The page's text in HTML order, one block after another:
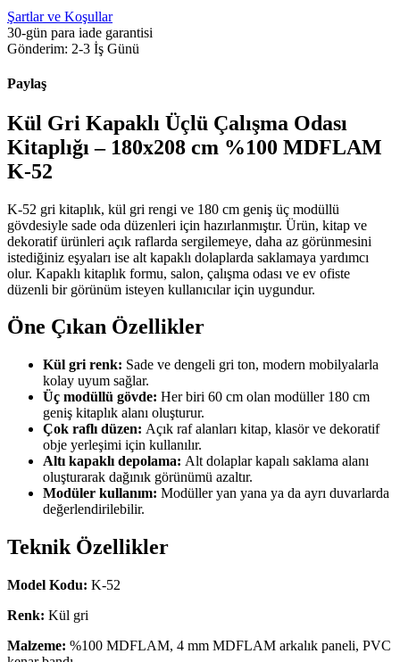
Şartlar ve Koşullar
30-gün para iade garantisi
Gönderim: 2-3 İş Günü
Paylaş
Kül Gri Kapaklı Üçlü Çalışma Odası
Kitaplığı – 180x208 cm %100 MDFLAM
K-52
K-52 gri kitaplık, kül gri rengi ve 180 cm geniş üç modüllü
gövdesiyle sade oda düzenleri için hazırlanmıştır. Ürün, kitap ve
dekoratif ürünleri açık raflarda sergilemeye, daha az görünmesini
istediğiniz eşyaları ise alt kapaklı dolaplarda saklamaya yardımcı
olur. Kapaklı kitaplık formu, salon, çalışma odası ve ev ofiste
düzenli bir görünüm isteyen kullanıcılar için uygundur.
Öne Çıkan Özellikler
Kül gri renk: Sade ve dengeli gri ton, modern mobilyalarla
kolay uyum sağlar.
Üç modüllü gövde: Her biri 60 cm olan modüller 180 cm
geniş kitaplık alanı oluşturur.
Çok raflı düzen: Açık raf alanları kitap, klasör ve dekoratif
obje yerleşimi için kullanılır.
Altı kapaklı depolama: Alt dolaplar kapalı saklama alanı
oluşturarak dağınık görünümü azaltır.
Modüler kullanım: Modüller yan yana ya da ayrı duvarlarda
değerlendirilebilir.
Teknik Özellikler
Model Kodu: K-52
Renk: Kül gri
Malzeme: %100 MDFLAM, 4 mm MDFLAM arkalık paneli, PVC